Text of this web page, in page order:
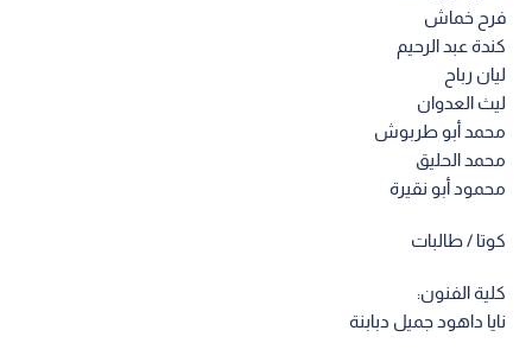
فرح خماش
كندة عبد الرحيم
ليان رباح
ليث العدوان
محمد أبو طربوش
محمد الحليق
محمود أبو نقيرة
كوتا / طالبات
كلية الفنون:
نايا داهود جميل دبابنة